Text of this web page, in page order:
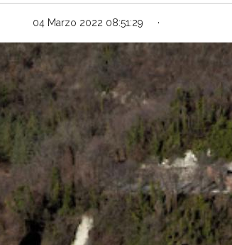
04 Marzo 2022 08:51:29